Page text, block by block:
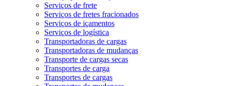
Serviços de frete
Serviços de fretes fracionados
Serviços de içamentos
Serviços de logística
Transportadoras de cargas
Transportadoras de mudanças
Transporte de cargas secas
Transportes de carga
Transportes de cargas